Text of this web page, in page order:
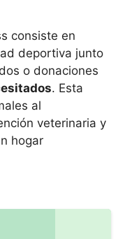
consiste en
deportiva junto
o donaciones
. Esta
al
veterinaria y
hogar